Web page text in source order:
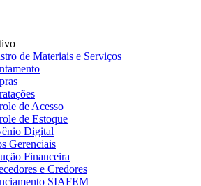
de Materiais e Serviços
de Acesso
de Estoque
Digital
Gerenciais
Financeira
e Credores
SIAFEM